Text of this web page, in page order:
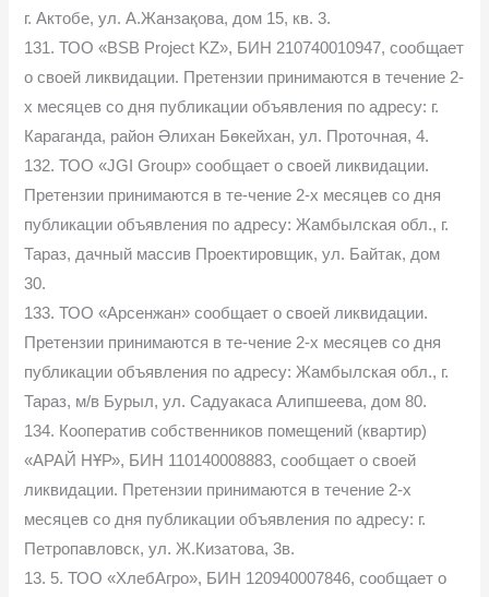
г. Актобе, ул. А.Жанзақова, дом 15, кв. 3.
131. ТОО «BSB Project KZ», БИН 210740010947, сообщает
о своей ликвидации. Претензии принимаются в течение 2-
х месяцев со дня публикации объявления по адресу: г.
Караганда, район Әлихан Бөкейхан, ул. Проточная, 4.
132. ТОО «JGI Group» сообщает о своей ликвидации.
Претензии принимаются в те-чение 2-х месяцев со дня
публикации объявления по адресу: Жамбылская обл., г.
Тараз, дачный массив Проектировщик, ул. Байтак, дом
30.
133. ТОО «Арсенжан» сообщает о своей ликвидации.
Претензии принимаются в те-чение 2-х месяцев со дня
публикации объявления по адресу: Жамбылская обл., г.
Тараз, м/в Бурыл, ул. Садуакаса Алипшеева, дом 80.
134. Кооператив собственников помещений (квартир)
«АРАЙ НҰР», БИН 110140008883, сообщает о своей
ликвидации. Претензии принимаются в течение 2-х
месяцев со дня публикации объявления по адресу: г.
Петропавловск, ул. Ж.Кизатова, 3в.
13. 5. ТОО «ХлебАгро», БИН 120940007846, сообщает о